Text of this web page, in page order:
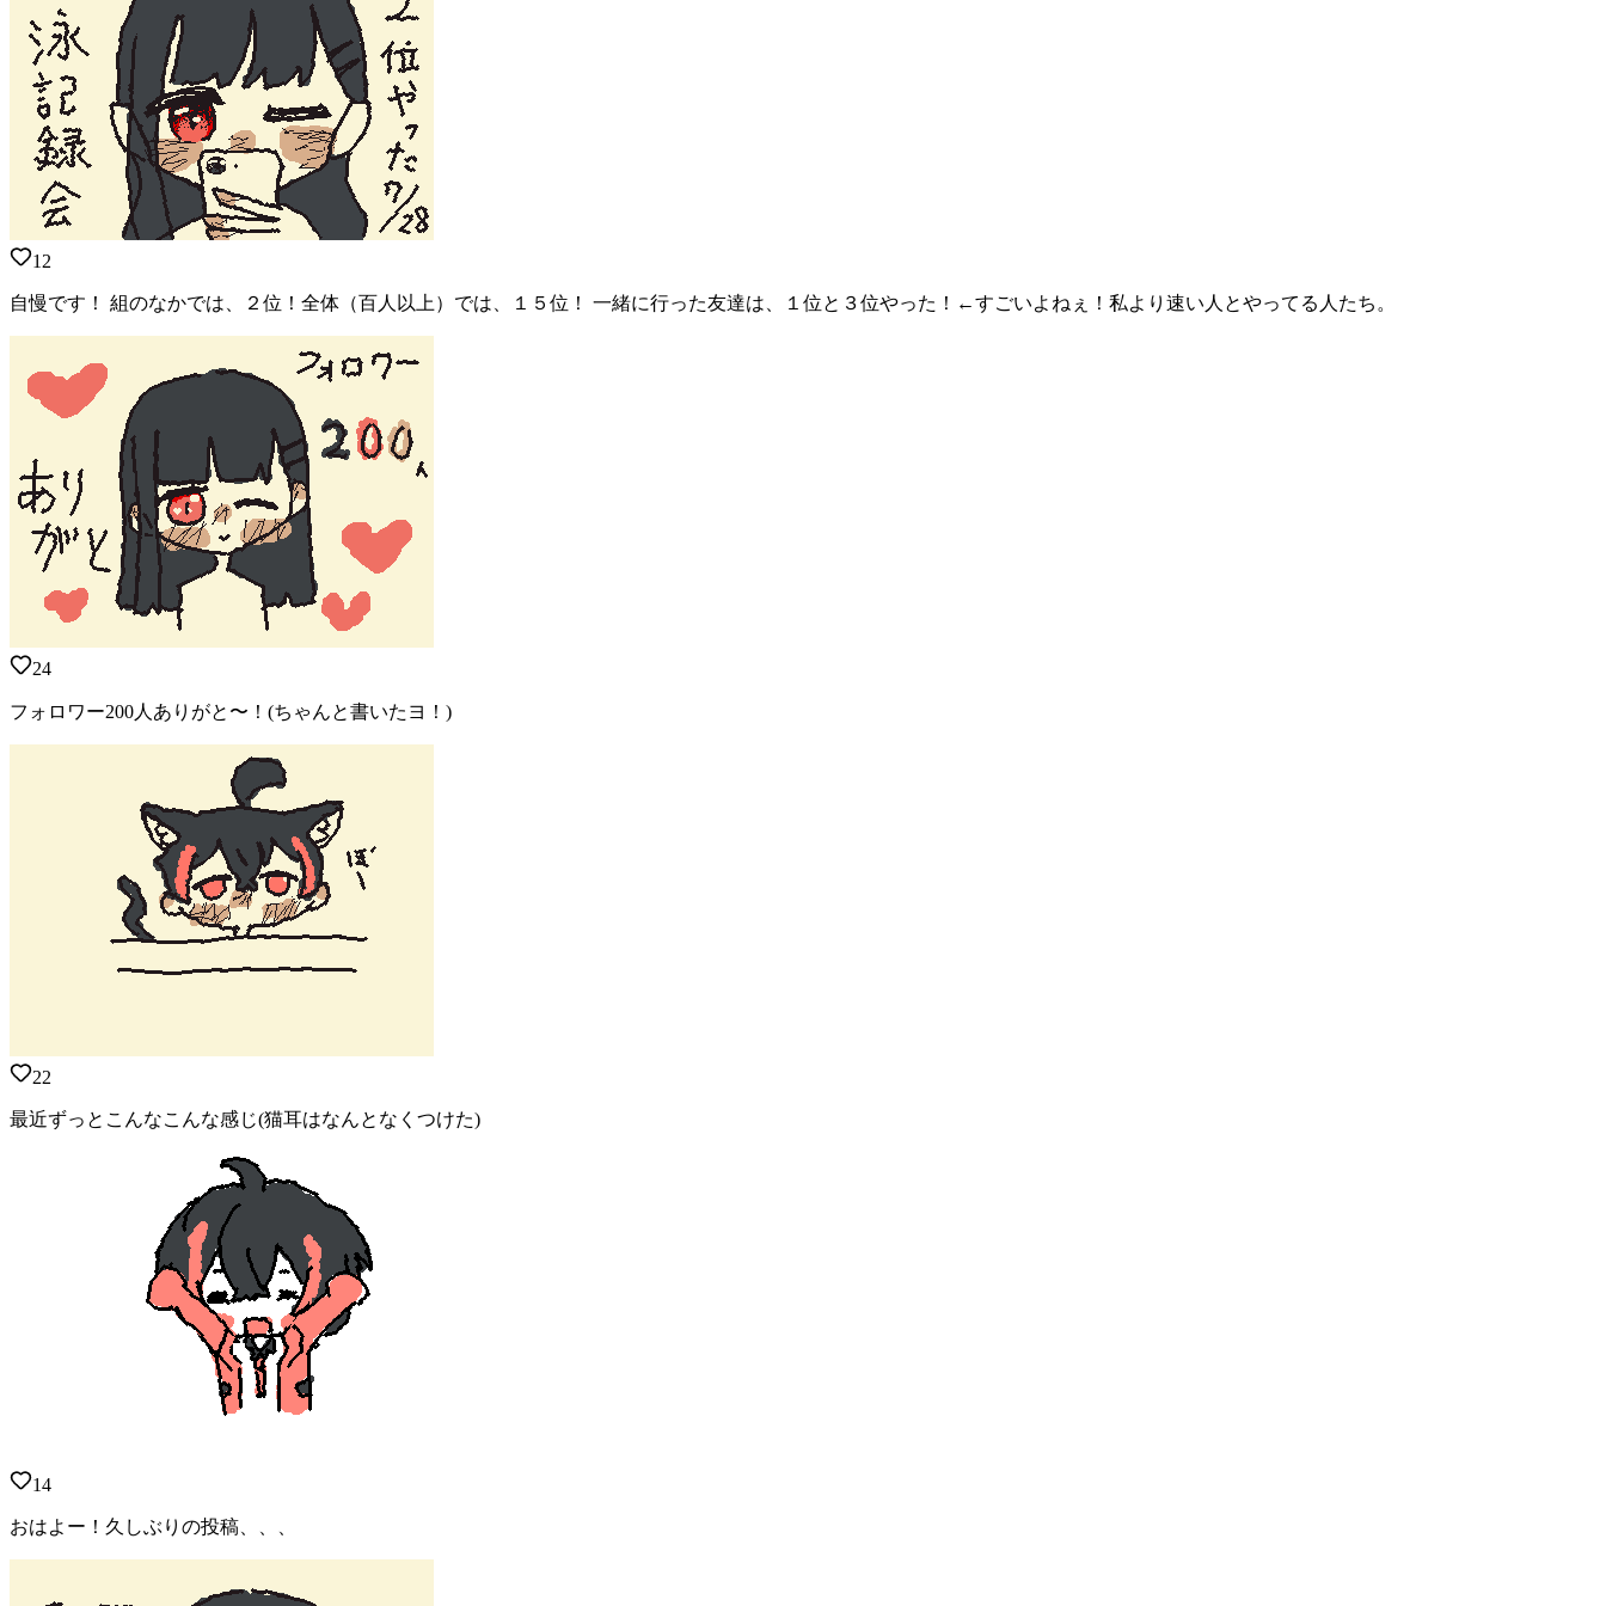
12
自慢です！ 組のなかでは、２位！全体（百人以上）では、１５位！ 一緒に行った友達は、１位と３位やった！←すごいよねぇ！私より速い人とやってる人たち。
24
フォロワー200人ありがと〜！(ちゃんと書いたヨ！)
22
最近ずっとこんなこんな感じ(猫耳はなんとなくつけた)
14
おはよー！久しぶりの投稿、、、